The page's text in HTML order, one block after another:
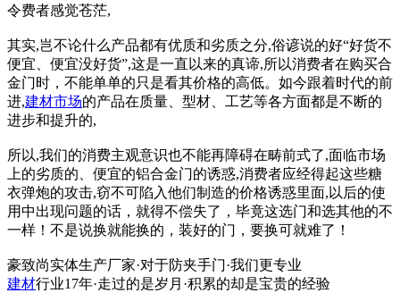
令费者感觉苍茫,
其实,岂不论什么产品都有优质和劣质之分,俗谚说的好“好货不
便宜、便宜没好货”,这是一直以来的真谛,所以消费者在购买合
金门时，不能单单的只是看其价格的高低。如今跟着时代的前
进,建材市场的产品在质量、型材、工艺等各方面都是不断的
进步和提升的,
所以,我们的消费主观意识也不能再障碍在畴前式了,面临市场
上的劣质的、便宜的铝合金门的诱惑,消费者应经得起这些糖
衣弹炮的攻击,窃不可陷入他们制造的价格诱惑里面,以后的使
用中出现问题的话，就得不偿失了，毕竟这选门和选其他的不
一样！不是说换就能换的，装好的门，要换可就难了！
豪致尚实体生产厂家·对于防夹手门·我们更专业
建材行业17年·走过的是岁月·积累的却是宝贵的经验